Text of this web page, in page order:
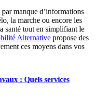
manque d’informations
la marche ou encore les
santé tout en simplifiant le
Alternative propose des
ces moyens dans vos
: Quels services